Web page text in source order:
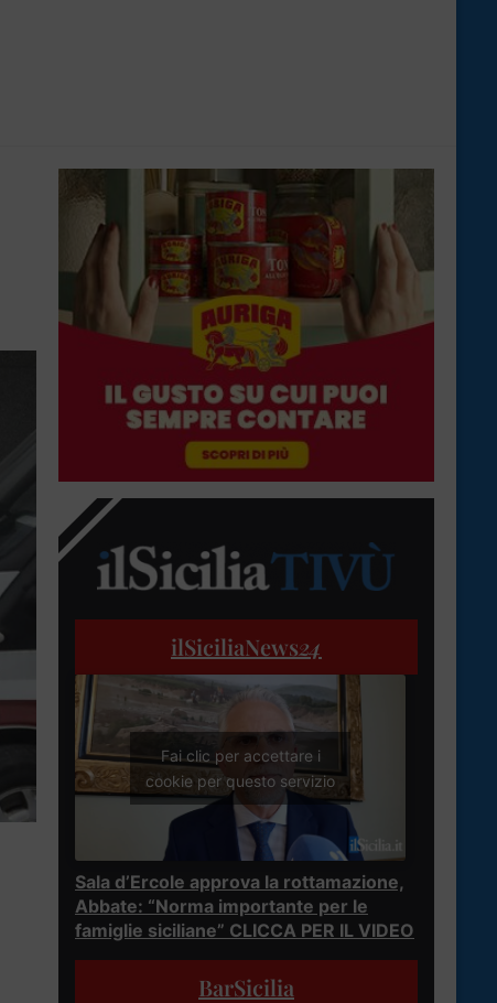
ilSiciliaNews24
Fai clic per accettare i
cookie per questo servizio
Sala d’Ercole approva la rottamazione,
Abbate: “Norma importante per le
famiglie siciliane” CLICCA PER IL VIDEO
BarSicilia